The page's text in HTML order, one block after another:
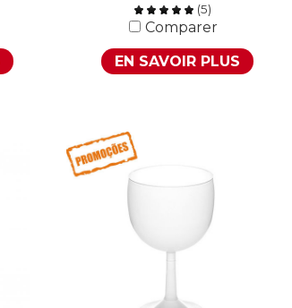
(5)
Comparer
EN SAVOIR PLUS